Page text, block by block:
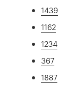
1439
1162
1234
367
1887